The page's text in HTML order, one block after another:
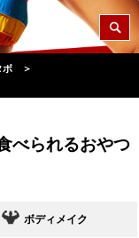
ボ
＞
べられるおやつ
ボディメイク